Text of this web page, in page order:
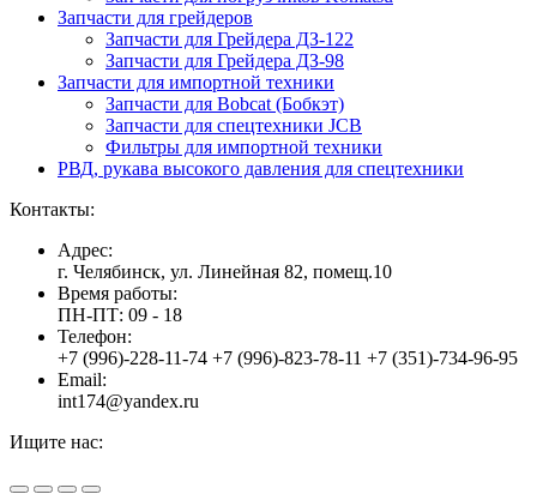
Запчасти для грейдеров
Запчасти для Грейдера ДЗ-122
Запчасти для Грейдера ДЗ-98
Запчасти для импортной техники
Запчасти для Bobcat (Бобкэт)
Запчасти для спецтехники JCB
Фильтры для импортной техники
РВД, рукава высокого давления для спецтехники
Контакты:
Адрес:
г. Челябинск, ул. Линейная 82, помещ.10
Время работы:
ПН-ПТ: 09 - 18
Телефон:
+7 (996)-228-11-74 +7 (996)-823-78-11 +7 (351)-734-96-95
Email:
int174@yandex.ru
Ищите нас:
Страница
Страница
Страница
Вверх